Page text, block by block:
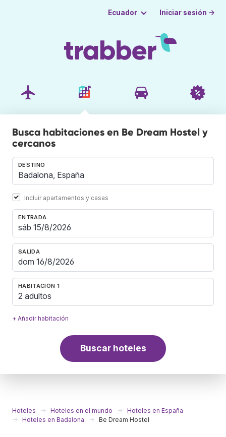
Ecuador Iniciar sesión →
Busca habitaciones en Be Dream Hostel y
cercanos
DESTINO
Incluir apartamentos y casas
ENTRADA
SALIDA
HABITACIÓN 1
2 adultos
+ Añadir habitación
Buscar hoteles
Hoteles Hoteles en el mundo
Hoteles en España
Hoteles en Badalona
Be Dream Hostel